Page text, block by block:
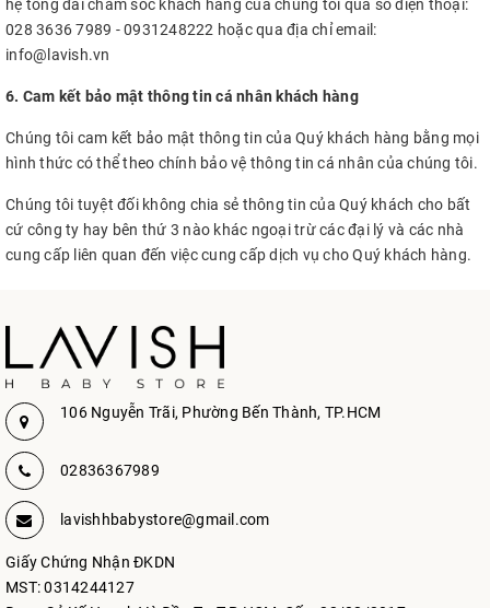
hệ tổng đài chăm sóc khách hàng của chúng tôi qua số điện thoại:
028 3636 7989 - 0931248222 hoặc qua địa chỉ email:
info@lavish.vn
6. Cam kết bảo mật thông tin cá nhân khách hàng
Chúng tôi cam kết bảo mật thông tin của Quý khách hàng bằng mọi
hình thức có thể theo chính bảo vệ thông tin cá nhân của chúng tôi.
Chúng tôi tuyệt đối không chia sẻ thông tin của Quý khách cho bất
cứ công ty hay bên thứ 3 nào khác ngoại trừ các đại lý và các nhà
cung cấp liên quan đến việc cung cấp dịch vụ cho Quý khách hàng.
106 Nguyễn Trãi, Phường Bến Thành, TP.HCM
02836367989
lavishhbabystore@gmail.com
Giấy Chứng Nhận ĐKDN
MST: 0314244127